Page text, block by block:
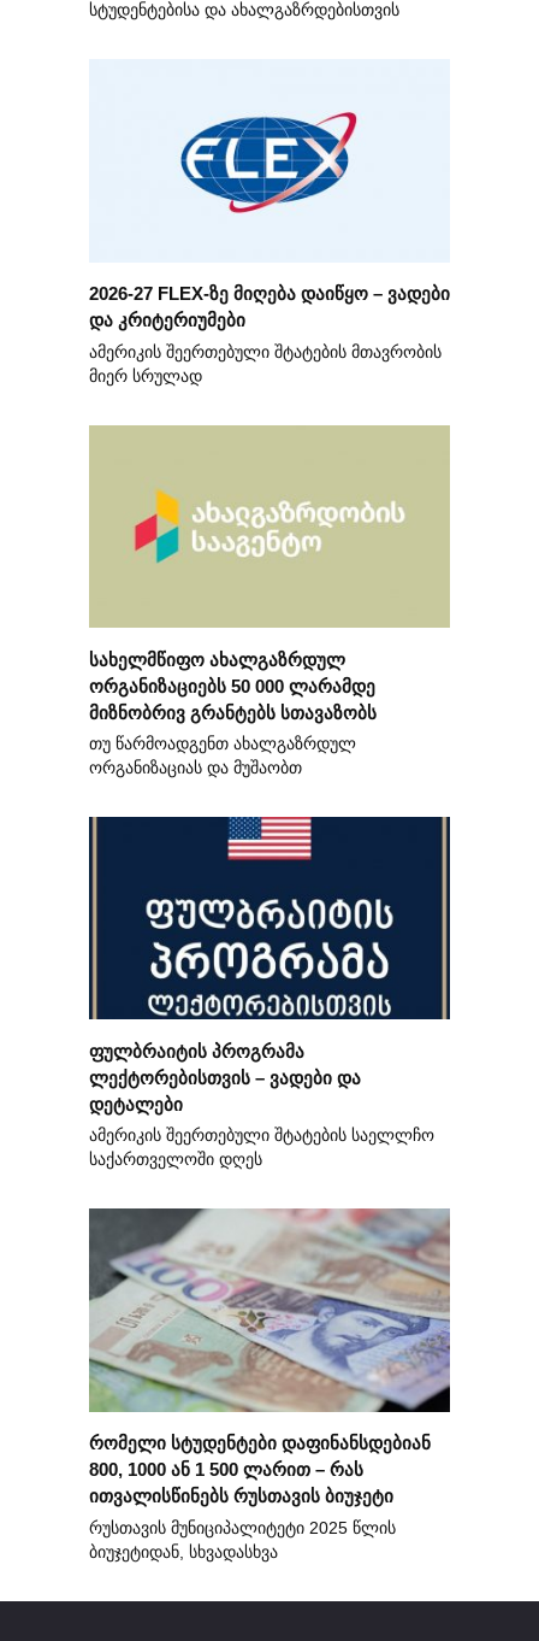
სტუდენტებისა და ახალგაზრდებისთვის
2026-27 FLEX-ზე მიღება დაიწყო – ვადები
და კრიტერიუმები
ამერიკის შეერთებული შტატების მთავრობის
მიერ სრულად
სახელმწიფო ახალგაზრდულ
ორგანიზაციებს 50 000 ლარამდე
მიზნობრივ გრანტებს სთავაზობს
თუ წარმოადგენთ ახალგაზრდულ
ორგანიზაციას და მუშაობთ
ფულბრაიტის პროგრამა
ლექტორებისთვის – ვადები და
დეტალები
ამერიკის შეერთებული შტატების საელლჩო
საქართველოში დღეს
რომელი სტუდენტები დაფინანსდებიან
800, 1000 ან 1 500 ლარით – რას
ითვალისწინებს რუსთავის ბიუჯეტი
რუსთავის მუნიციპალიტეტი 2025 წლის
ბიუჯეტიდან, სხვადასხვა